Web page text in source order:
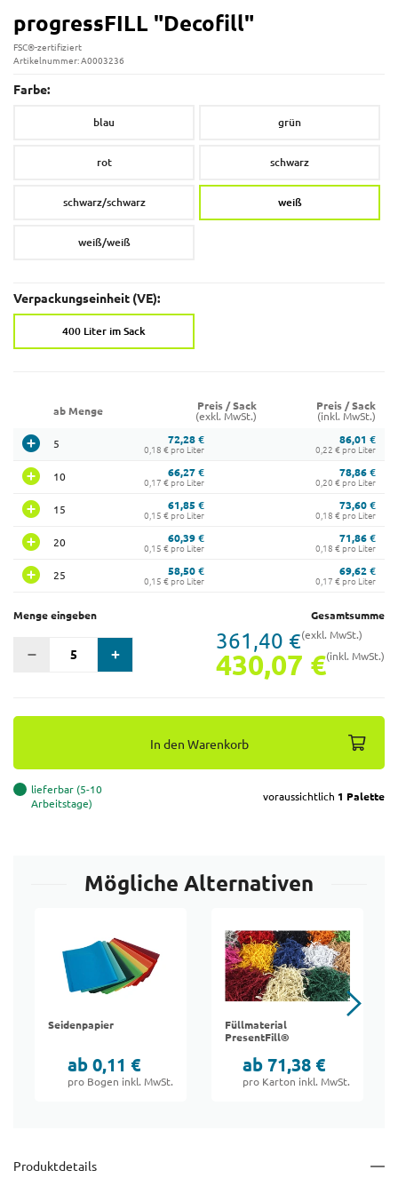
progressFILL "Decofill"
FSC®-zertifiziert
Artikelnummer: A0003236
Farbe:
blau grün
rot schwarz
schwarz/schwarz weiß
weiß/weiß
Verpackungseinheit (VE):
400 Liter im Sack
ab Menge
Preis / Sack
(exkl. MwSt.)
Preis / Sack
(inkl. MwSt.)
5 72,28 €
0,18 € pro Liter
86,01 €
0,22 € pro Liter
10 66,27 €
0,17 € pro Liter
78,86 €
0,20 € pro Liter
15 61,85 €
0,15 € pro Liter
73,60 €
0,18 € pro Liter
20 60,39 €
0,15 € pro Liter
71,86 €
0,18 € pro Liter
25 58,50 €
0,15 € pro Liter
69,62 €
0,17 € pro Liter
Menge eingeben Gesamtsumme
361,40 €(exkl. MwSt.)
430,07 €(inkl. MwSt.)
In den Warenkorb
lieferbar (5-10
Arbeitstage)
voraussichtlich 1 Palette
Mögliche Alternativen
Seidenpapier
ab 0,11 €
pro Bogen inkl. MwSt.
Füllmaterial
PresentFill®
ab 71,38 €
pro Karton inkl. MwSt.
Produktdetails